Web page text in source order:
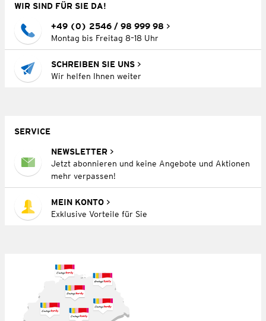
WIR SIND FÜR SIE DA!
+49 (0) 2546 / 98 999 98
Montag bis Freitag 8–18 Uhr
SCHREIBEN SIE UNS
Wir helfen Ihnen weiter
SERVICE
NEWSLETTER
Jetzt abonnieren und keine Angebote und Aktionen
mehr verpassen!
MEIN KONTO
Exklusive Vorteile für Sie